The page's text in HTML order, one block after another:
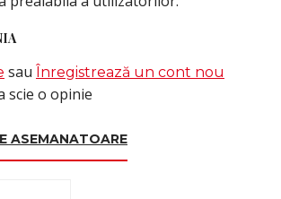
sau Înregistrează un cont nou
scie o opinie
ASEMANATOARE